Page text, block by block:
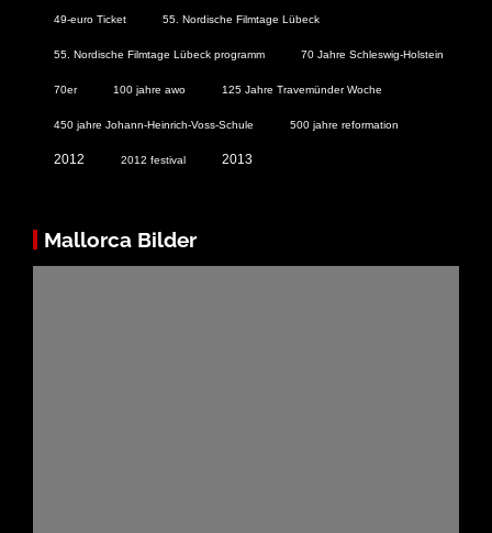
49-euro Ticket 55. Nordische Filmtage Lübeck
55. Nordische Filmtage Lübeck programm 70 Jahre Schleswig-Holstein
70er 100 jahre awo 125 Jahre Travemünder Woche
450 jahre Johann-Heinrich-Voss-Schule 500 jahre reformation
2012 2012 festival 2013
Mallorca Bilder